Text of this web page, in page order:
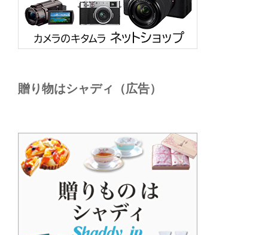
贈り物はシャディ（広告）